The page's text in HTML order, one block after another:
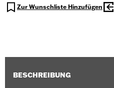
Zur Wunschliste Hinzufügen
BESCHREIBUNG